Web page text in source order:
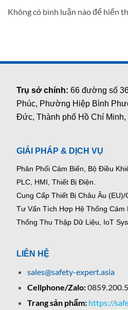
Không có bình luận nào để hiển
Trụ sở chính:66 đường số
Phúc, Phường Hiệp Bình
Đức, Thành phố Hồ Chí Minh,
GIẢI PHÁP & DỊCH VỤ
Phân Phối Cảm Biến, Bộ Điều
PLC, HMI, Thiết Bị Điện.
Cung Cấp Thiết Bị Châu Âu (EU)/
Tư Vấn Tích Hợp Hệ Thống Cảm
Thống Thu Thập Dữ Liệu, IoT
LIÊN HỆ
sales@safety-expert.asia
Cellphone/Zalo:
Trang sản phẩm: https://